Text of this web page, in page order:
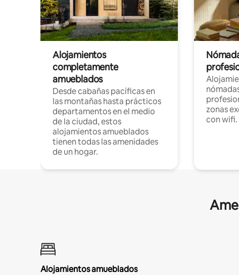
Alojamientos
completamente
amueblados
Desde cabañas pacíficas en
las montañas hasta prácticos
departamentos en el medio
de la ciudad, estos
alojamientos amueblados
tienen todas las amenidades
de un hogar.
zonas
con wifi.
Alojamientos amueblados